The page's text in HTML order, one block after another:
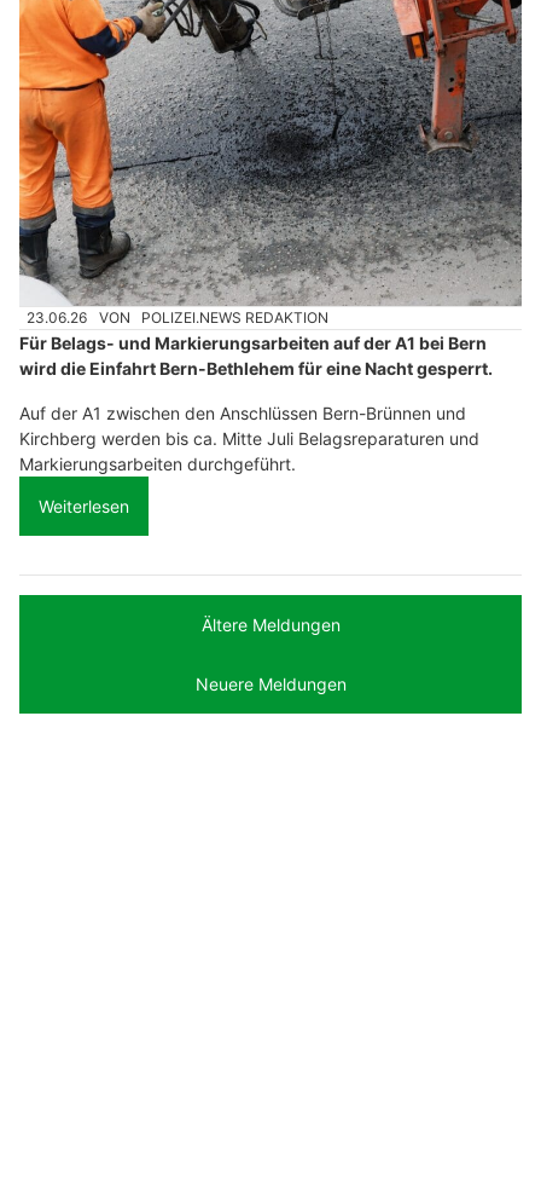
23.06.26 VON POLIZEI.NEWS REDAKTION
Für Belags- und Markierungsarbeiten auf der A1 bei Bern
wird die Einfahrt Bern-Bethlehem für eine Nacht gesperrt.
Auf der A1 zwischen den Anschlüssen Bern-Brünnen und
Kirchberg werden bis ca. Mitte Juli Belagsreparaturen und
Markierungsarbeiten durchgeführt.
Weiterlesen
Ältere Meldungen
Neuere Meldungen